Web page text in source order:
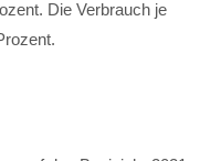
Die Verbrauch je